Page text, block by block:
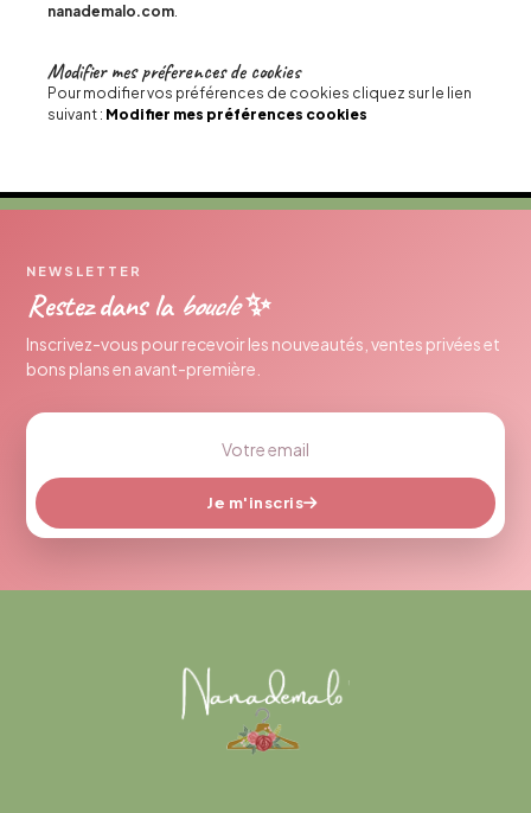
nanademalo.com.
Modifier mes préferences de cookies
Pour modifier vos préférences de cookies cliquez sur le lien
suivant : Modifier mes préférences cookies
NEWSLETTER
Restez dans la boucle✨
Inscrivez-vous pour recevoir les nouveautés, ventes privées et
bons plans en avant-première.
Je m'inscris